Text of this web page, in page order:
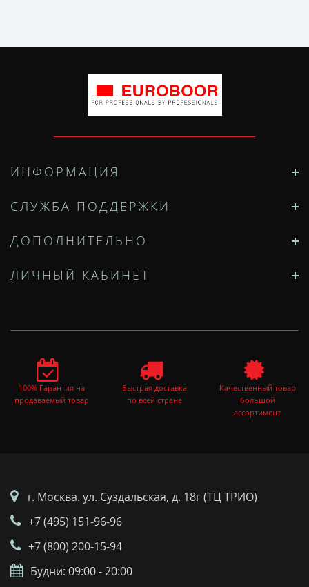
ИНФОРМАЦИЯ
СЛУЖБА ПОДДЕРЖКИ
ДОПОЛНИТЕЛЬНО
ЛИЧНЫЙ КАБИНЕТ
100% Гарантия на
продаваемый товар
Быстрая доставка
по всей стране
Качественный товар
большой
ассортимент
г. Москва. ул. Суздальская, д. 18г (ТЦ ТРИО)
+7 (495) 151-96-96
+7 (800) 200-15-94
Будни: 09:00 - 20:00